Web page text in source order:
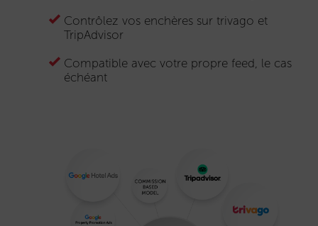
Contrôlez vos enchères sur trivago et
TripAdvisor
Compatible avec votre propre feed, le cas
échéant